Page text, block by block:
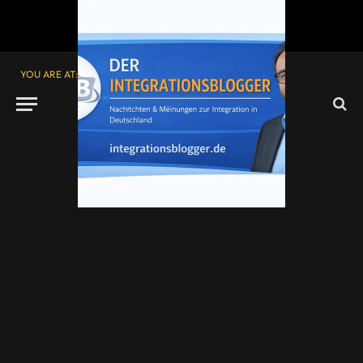
YOU ARE AT: Startseite